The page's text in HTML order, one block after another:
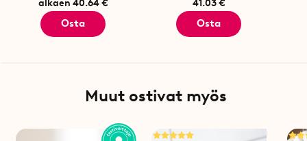
alkaen 40.64 €
Osta
41.03 €
Osta
Muut ostivat myös